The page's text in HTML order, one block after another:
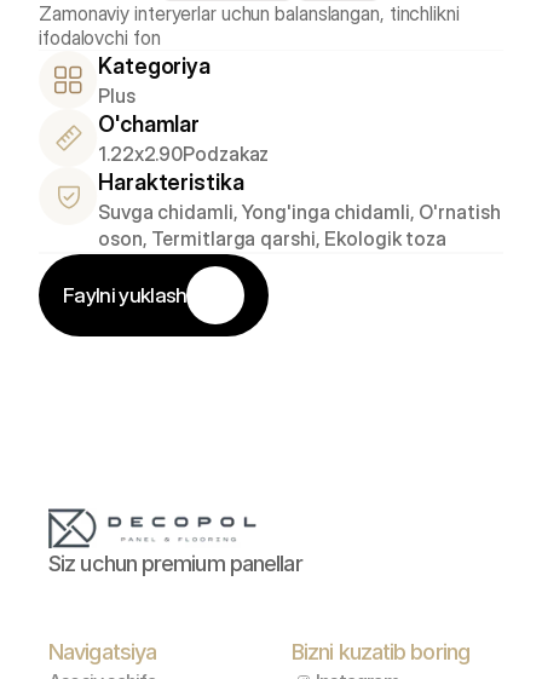
Zamonaviy interyerlar uchun balanslangan, tinchlikni
Kategoriya
Plus
O'chamlar
1.22x2.90Podzakaz
Harakteristika
Suvga chidamli, Yong'inga chidamli, O'rnatish
oson, Termitlarga qarshi, Ekologik toza
Faylni yuklash
Siz uchun premium panellar
Navigatsiya Bizni kuzatib boring